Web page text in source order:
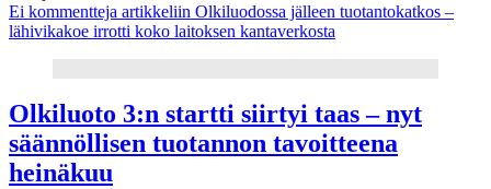
Ei kommentteja artikkeliin Olkiluodossa jälleen tuotantokatkos –
lähivikakoe irrotti koko laitoksen kantaverkosta
Olkiluoto 3:n startti siirtyi taas – nyt
säännöllisen tuotannon tavoitteena
heinäkuu